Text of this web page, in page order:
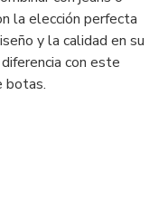
la elección perfecta
y la calidad en su
con este
botas.